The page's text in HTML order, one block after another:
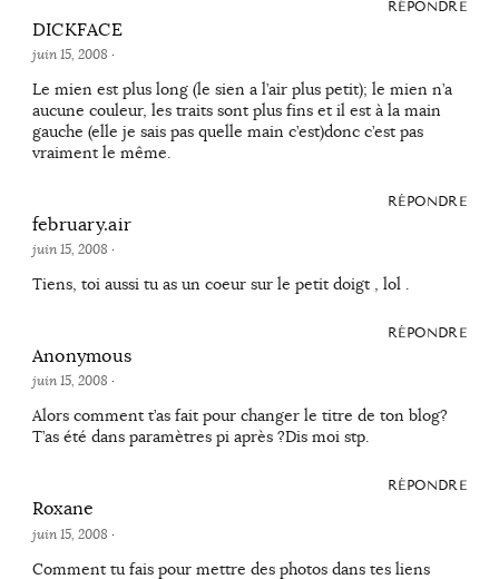
RÉPONDRE
DICKFACE
juin 15, 2008 ·
Le mien est plus long (le sien a l’air plus petit); le mien n’a
aucune couleur, les traits sont plus fins et il est à la main
gauche (elle je sais pas quelle main c’est)donc c’est pas
vraiment le même.
RÉPONDRE
february.air
juin 15, 2008 ·
Tiens, toi aussi tu as un coeur sur le petit doigt , lol .
RÉPONDRE
Anonymous
juin 15, 2008 ·
Alors comment t’as fait pour changer le titre de ton blog?
T’as été dans paramètres pi après ?Dis moi stp.
RÉPONDRE
Roxane
juin 15, 2008 ·
Comment tu fais pour mettre des photos dans tes liens